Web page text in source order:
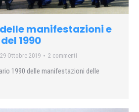
manifestazioni e
1990
29 Ottobre 2019 2 commenti
1990 delle manifestazioni delle